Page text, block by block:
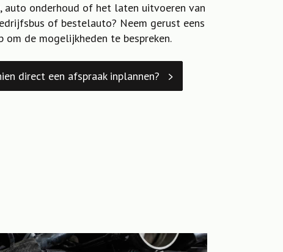
auto onderhoud of het laten uitvoeren van
of bestelauto? Neem gerust eens
om de mogelijkheden te bespreken.
direct een afspraak inplannen?